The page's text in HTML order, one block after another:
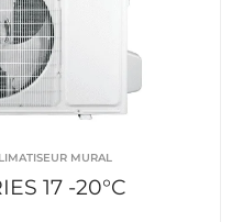
MURAL
17 -20°C